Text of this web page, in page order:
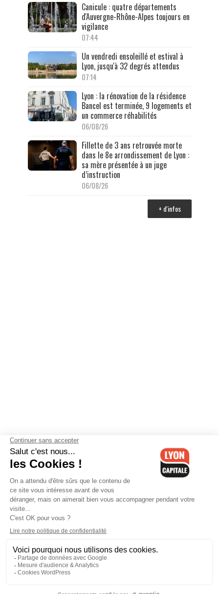
Canicule : quatre départements
d'Auvergne-Rhône-Alpes toujours en
vigilance
07:44
Un vendredi ensoleillé et estival à
Lyon, jusqu'à 32 degrés attendus
07:14
Lyon : la rénovation de la résidence
Bancel est terminée, 9 logements et
un commerce réhabilités
06/08/26
Fillette de 3 ans retrouvée morte
dans le 8e arrondissement de Lyon :
sa mère présentée à un juge
d’instruction
06/08/26
+ d'infos
Contactez-nous-Mentions légales-CGV-Politique de
confidentialité-Gestion des cookies